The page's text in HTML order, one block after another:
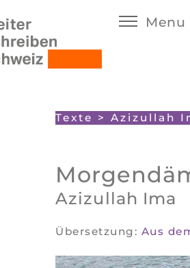
Menu
Texte > Azizullah
Azizullah Ima
Übersetzung: Aus